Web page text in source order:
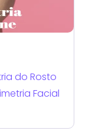
do Rosto
Facial